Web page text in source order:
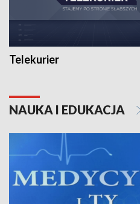
Telekurier
NAUKA I EDUKACJA